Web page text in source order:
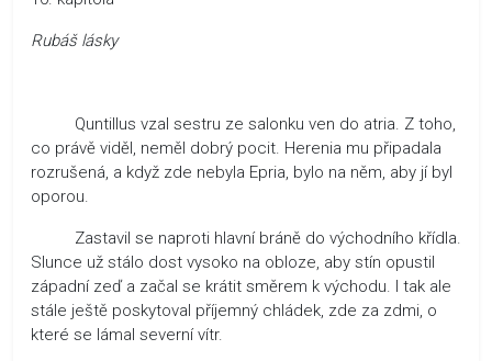
Rubáš lásky
Quntillus vzal sestru ze salonku ven do atria. Z toho,
co právě viděl, neměl dobrý pocit. Herenia mu připadala
rozrušená, a když zde nebyla Epria, bylo na něm, aby jí byl
oporou.
Zastavil se naproti hlavní bráně do východního křídla.
Slunce už stálo dost vysoko na obloze, aby stín opustil
západní zeď a začal se krátit směrem k východu. I tak ale
stále ještě poskytoval příjemný chládek, zde za zdmi, o
které se lámal severní vítr.